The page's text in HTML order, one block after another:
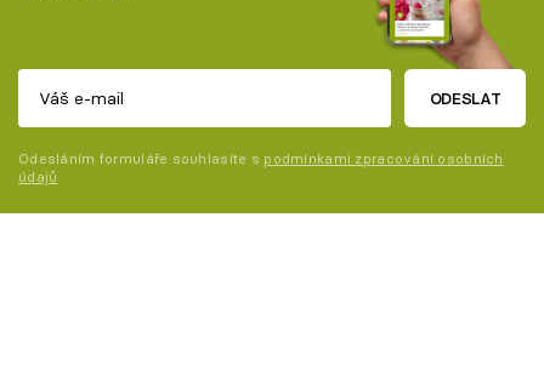
ODESLAT
Odesláním formuláře souhlasíte s podmínkami zpracování osobních
údajů